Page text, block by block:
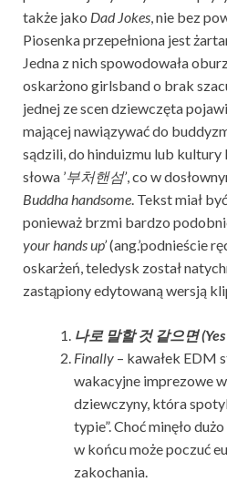
także jako Dad Jokes, nie bez
Piosenka przepełniona jest
Jedna z nich spowodowała
oskarżono girlsband o brak
jednej ze scen dziewczęta
mającej nawiązywać do
sądzili, do hinduizmu lub kultury
słowa ’부처핸섬’, co w
Buddha handsome. Tekst miał
ponieważ brzmi bardzo
your hands up’(ang.’podnieście
oskarżeń, teledysk został
zastąpiony edytowaną wersją
나로 말할 것 같으면
Finally – kawałek EDM
wakacyjne imprezowe
dziewczyny, która
typie”. Choć minęło
w końcu może poczuć
zakochania.